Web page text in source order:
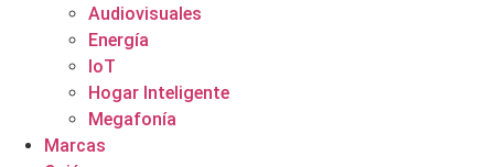
Audiovisuales
Energía
IoT
Hogar Inteligente
Megafonía
Marcas